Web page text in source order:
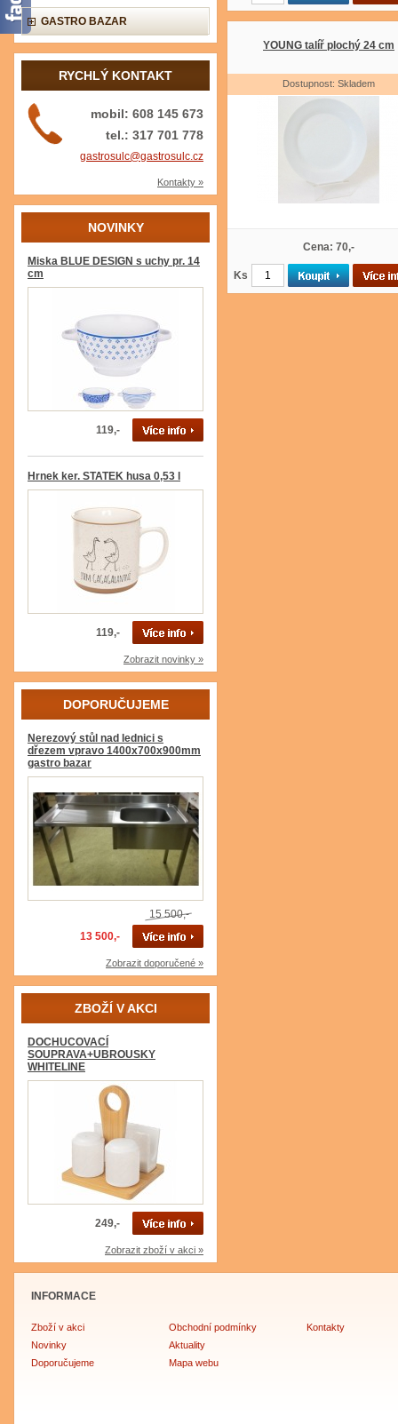
GASTRO BAZAR
RYCHLÝ KONTAKT
mobil: 608 145 673
tel.: 317 701 778
gastrosulc@gastrosulc.cz
Kontakty »
NOVINKY
Miska BLUE DESIGN s uchy pr. 14
cm
119,-
Hrnek ker. STATEK husa 0,53 l
119,-
Zobrazit novinky »
DOPORUČUJEME
Nerezový stůl nad lednici s
dřezem vpravo 1400x700x900mm
gastro bazar
15 500,-
13 500,-
Zobrazit doporučené »
ZBOŽÍ V AKCI
DOCHUCOVACÍ
SOUPRAVA+UBROUSKY
WHITELINE
249,-
Zobrazit zboží v akci »
YOUNG talíř plochý 24 cm
Dostupnost: Skladem
Cena: 70,-
Ks
INFORMACE
Zboží v akci
Novinky
Doporučujeme
Obchodní podmínky
Aktuality
Mapa webu
Kontakty